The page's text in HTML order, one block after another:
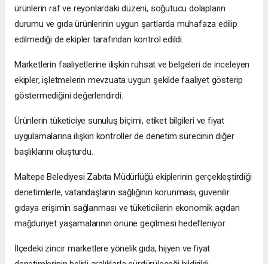
ürünlerin raf ve reyonlardaki düzeni, soğutucu dolapların
durumu ve gıda ürünlerinin uygun şartlarda muhafaza edilip
edilmediği de ekipler tarafından kontrol edildi.
Marketlerin faaliyetlerine ilişkin ruhsat ve belgeleri de inceleyen
ekipler, işletmelerin mevzuata uygun şekilde faaliyet gösterip
göstermediğini değerlendirdi.
Ürünlerin tüketiciye sunuluş biçimi, etiket bilgileri ve fiyat
uygulamalarına ilişkin kontroller de denetim sürecinin diğer
başlıklarını oluşturdu.
Maltepe Belediyesi Zabıta Müdürlüğü ekiplerinin gerçekleştirdiği
denetimlerle, vatandaşların sağlığının korunması, güvenilir
gıdaya erişimin sağlanması ve tüketicilerin ekonomik açıdan
mağduriyet yaşamalarının önüne geçilmesi hedefleniyor.
İlçedeki zincir marketlere yönelik gıda, hijyen ve fiyat